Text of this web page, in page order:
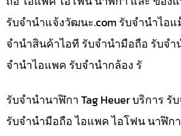
รับจํานําแจ้งวัฒนะ.com รับจำนำไอ
จำนำสินค้าไอที รับจำนำมือถือ รับจ
จำนำไอแพค รับจำนำกล้อง รั
รับจำนำนาฬิกา Tag Heuer บริการ รั
รับจำนำมือถือ ไอแพค ไอโฟน นาฬิก